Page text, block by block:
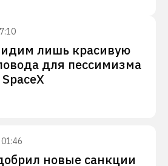
лишь красивую
для пессимизма
новые санкции